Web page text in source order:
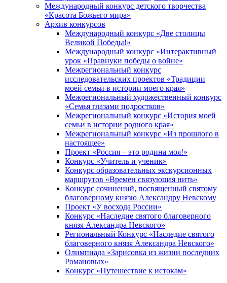
Международный конкурс детского творчества
«Красота Божьего мира»
Архив конкурсов
Международный конкурс «Две столицы
Великой Победы!»
Международный конкурс «Интерактивный
урок «Правнуки победы о войне»
Межрегиональный конкурс
исследовательских проектов «Традиции
моей семьи в истории моего края»
Межрегиональный художественный конкурс
«Семья глазами подростков»
Межрегиональный конкурс «История моей
семьи в истории родного края»
Межрегиональный конкурс «Из прошлого в
настоящее»
Проект «Россия – это родина моя!»
Конкурс «Учитель и ученик»
Конкурс образовательных экскурсионных
маршрутов «Времен связующая нить»
Конкурс сочинений, посвященный святому
благоверному князю Александру Невскому
Проект «У восхода России»
Конкурс «Наследие святого благоверного
князя Александра Невского»
Региональный Конкурс «Наследие святого
благоверного князя Александра Невского»
Олимпиада «Зарисовка из жизни последних
Романовых»
Конкурс «Путешествие к истокам»